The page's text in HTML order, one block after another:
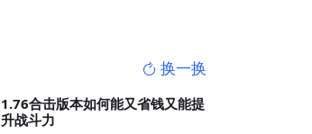
换一换
1.76合击版本如何能又省钱又能提
升战斗力